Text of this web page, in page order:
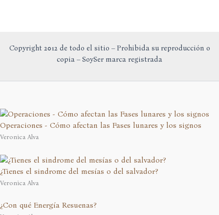
Copyright 2012 de todo el sitio – Prohibida su reproducción o
copia – SoySer marca registrada
Operaciones - Cómo afectan las Fases lunares y los signos
Veronica Alva
¿Tienes el sindrome del mesías o del salvador?
Veronica Alva
¿Con qué Energía Resuenas?